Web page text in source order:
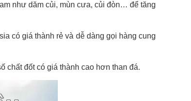
như dăm củi, mùn cưa, củi đòn… để tăng
có giá thành rẻ và dễ dàng gọi hàng cung
chất đốt có giá thành cao hơn than đá.